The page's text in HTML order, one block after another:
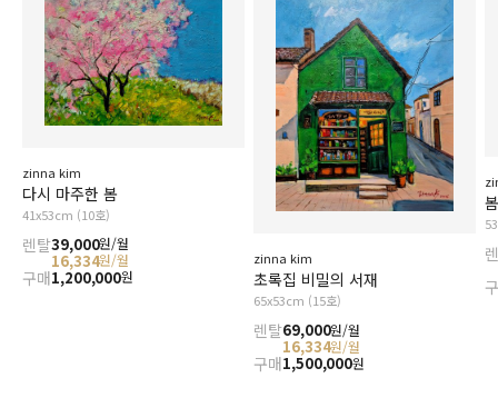
zinna kim
다시 마주한 봄
41x53cm (10호)
렌탈39,000원/월
16,334원/월
구매1,200,000원
zinna kim
초록집 비밀의 서재
65x53cm (15호)
렌탈69,000원/월
16,334원/월
구매1,500,000원